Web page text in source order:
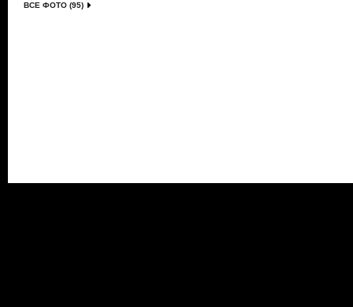
ВСЕ ФОТО (95)